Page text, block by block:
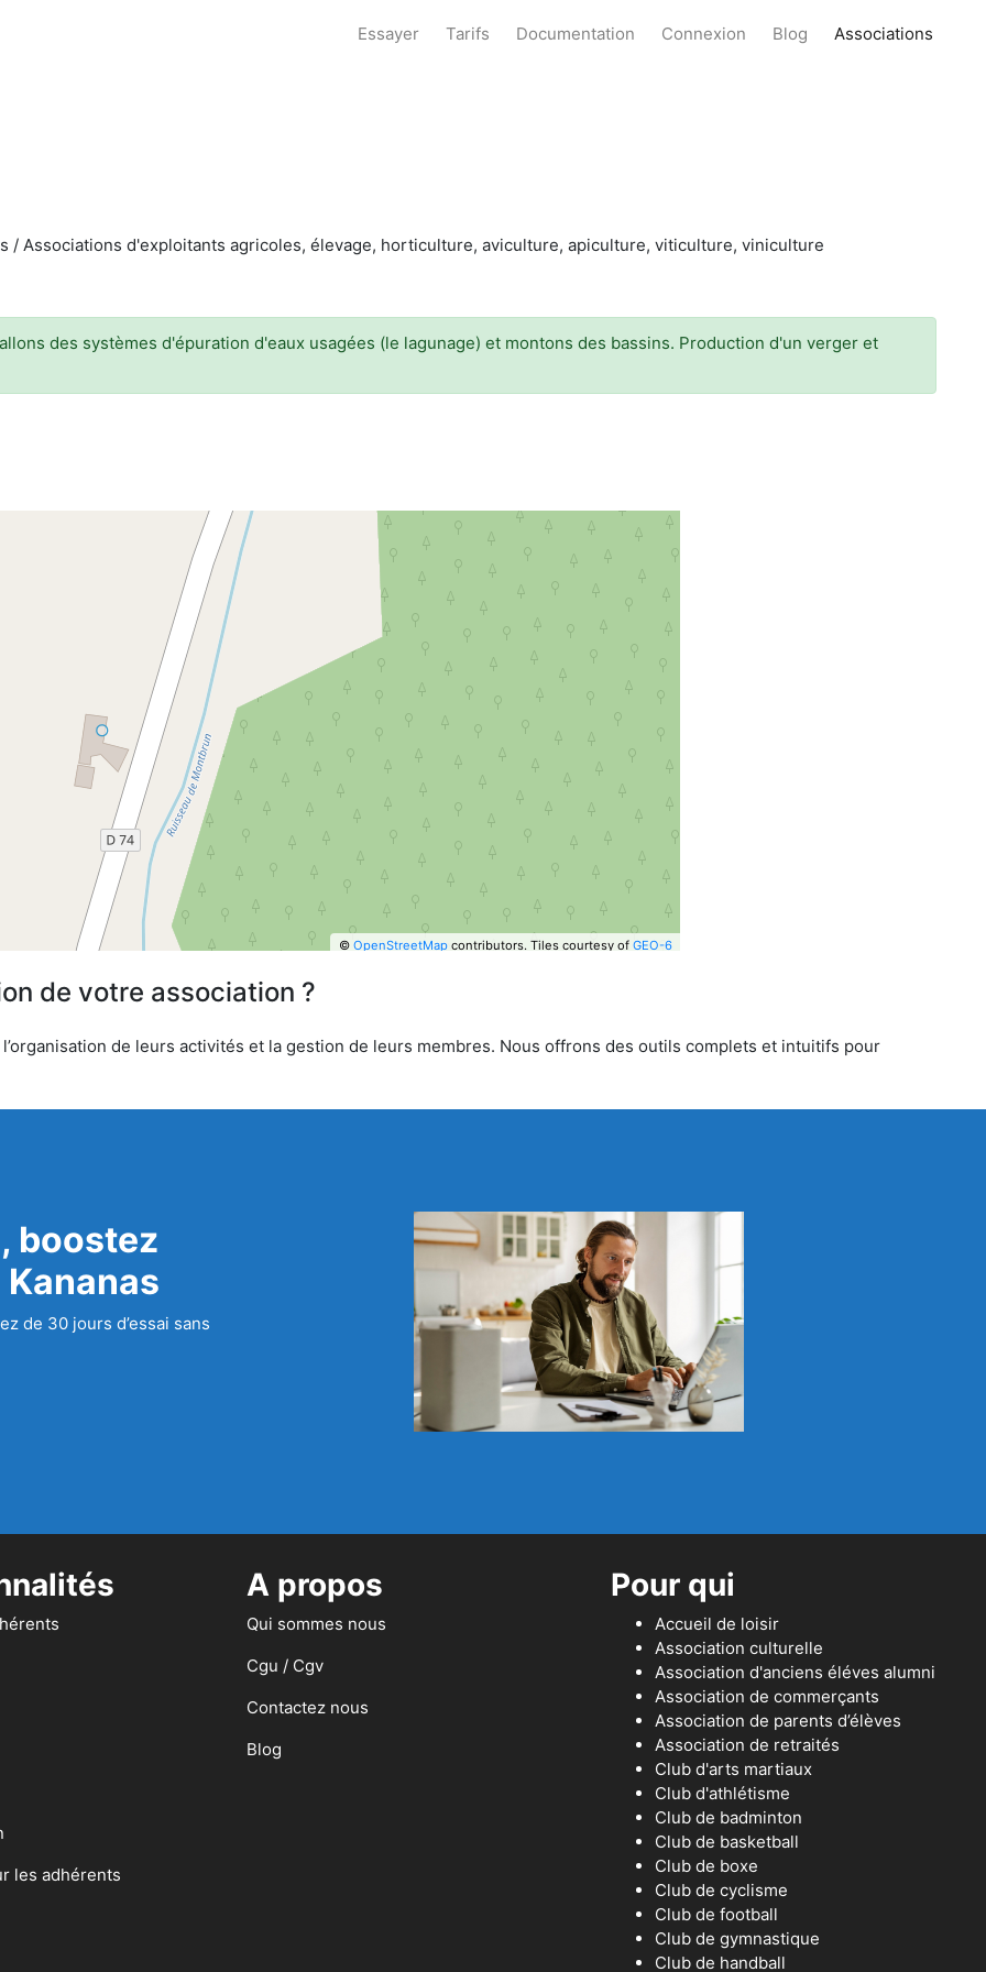
Essayer Tarifs Documentation Connexion Blog Associations
Associations d'exploitants agricoles, élevage, horticulture, aviculture, apiculture, viticulture, viniculture
des systèmes d'épuration d'eaux usagées (le lagunage) et montons des bassins. Production d'un verger et
© OpenStreetMapcontributors. Tiles courtesy of GEO-6
de votre association ?
de leurs activités et la gestion de leurs membres. Nous offrons des outils complets et intuitifs pour
boostez
de 30 jours d’essai sans
les adhérents
A propos
Qui sommes nous
Cgu / Cgv
Contactez nous
Blog
Pour qui
Accueil de loisir
Association culturelle
Association d'anciens éléves alumni
Association de commerçants
Association de parents d’élèves
Association de retraités
Club d'arts martiaux
Club d'athlétisme
Club de badminton
Club de basketball
Club de boxe
Club de cyclisme
Club de football
Club de gymnastique
Club de handball